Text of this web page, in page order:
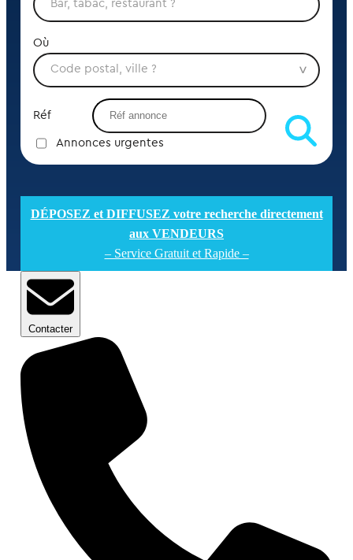
Où
Réf
Annonces urgentes
DÉPOSEZ et DIFFUSEZ votre recherche directement
aux VENDEURS
– Service Gratuit et Rapide –
Contacter